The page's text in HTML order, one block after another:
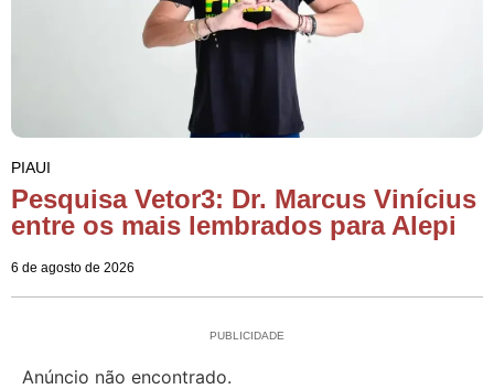
PIAUI
Pesquisa Vetor3: Dr. Marcus Vinícius
entre os mais lembrados para Alepi
6 de agosto de 2026
PUBLICIDADE
Anúncio não encontrado.